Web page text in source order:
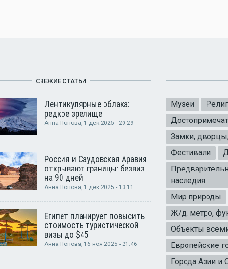
СВЕЖИЕ СТАТЬИ
Лентикулярные облака:
редкое зрелище
Анна Попова, 1 дек 2025 - 20:29
Россия и Саудовская Аравия
открывают границы: безвиз
на 90 дней
Анна Попова, 1 дек 2025 - 13:11
Египет планирует повысить
стоимость туристической
визы до $45
Анна Попова, 16 ноя 2025 - 21:46
Музеи
Замки,
Фестивали
наследия
Мир природы
Ж/д, метро,
Объекты
Европейские
Города Азии и